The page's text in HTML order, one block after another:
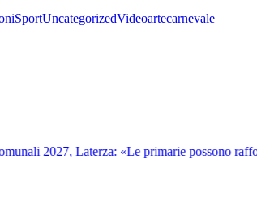
SportUncategorizedVideoartecarnevale
2027, Laterza: «Le primarie possono